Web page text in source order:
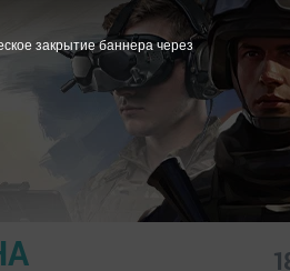
закрытие баннера через